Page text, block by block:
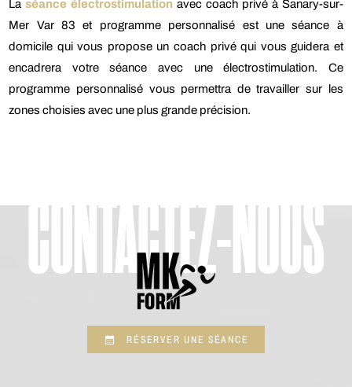
Laséance électrostimulation avec coach privé à Sanary-sur-
Mer Var 83 et programme personnalisé est une séance à
domicile qui vous propose un coach privé qui vous guidera et
encadrera votre séance avec une électrostimulation. Ce
programme personnalisé vous permettra de travailler sur les
zones choisies avec une plus grande précision.
CONTACTEZ-NOUS
RÉSERVER UNE SÉANCE